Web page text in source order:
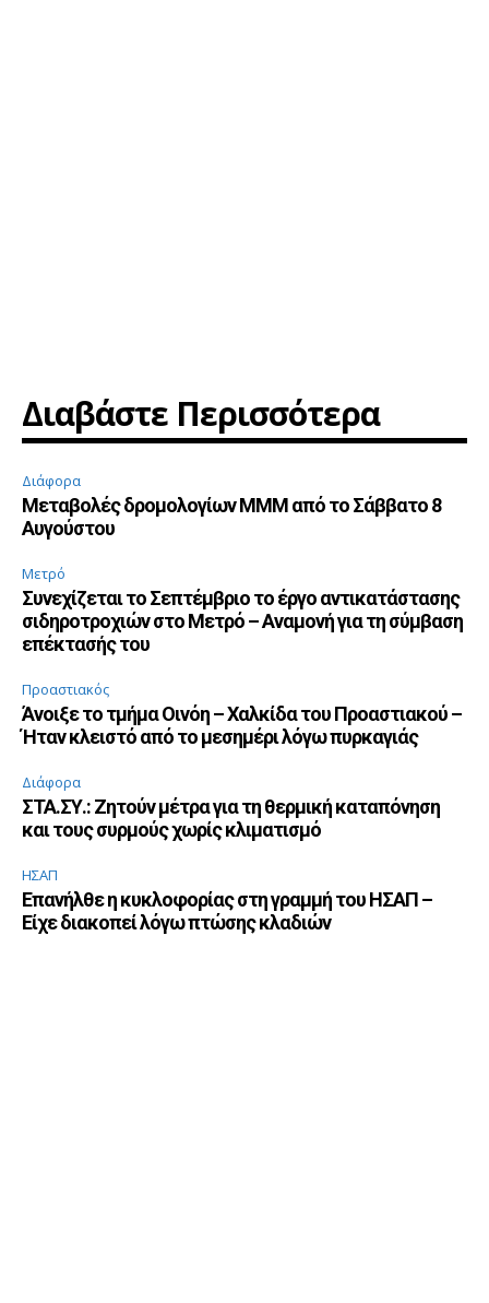
Διαβάστε Περισσότερα
Διάφορα
Μεταβολές δρομολογίων ΜΜΜ από το Σάββατο 8
Αυγούστου
Μετρό
Συνεχίζεται το Σεπτέμβριο το έργο αντικατάστασης
σιδηροτροχιών στο Μετρό – Αναμονή για τη σύμβαση
επέκτασής του
Προαστιακός
Άνοιξε το τμήμα Οινόη – Χαλκίδα του Προαστιακού –
Ήταν κλειστό από το μεσημέρι λόγω πυρκαγιάς
Διάφορα
ΣΤΑ.ΣΥ.: Ζητούν μέτρα για τη θερμική καταπόνηση
και τους συρμούς χωρίς κλιματισμό
ΗΣΑΠ
Επανήλθε η κυκλοφορίας στη γραμμή του ΗΣΑΠ –
Είχε διακοπεί λόγω πτώσης κλαδιών